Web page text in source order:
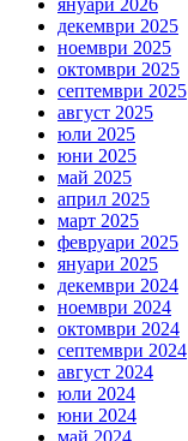
януари 2026
декември 2025
ноември 2025
октомври 2025
септември 2025
август 2025
юли 2025
юни 2025
май 2025
април 2025
март 2025
февруари 2025
януари 2025
декември 2024
ноември 2024
октомври 2024
септември 2024
август 2024
юли 2024
юни 2024